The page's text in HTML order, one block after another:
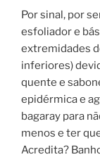
Por sinal, por
esfoliador e
extremidades
inferiores)
quente e
epidérmica e
bagaray para
menos e ter
Acredita?